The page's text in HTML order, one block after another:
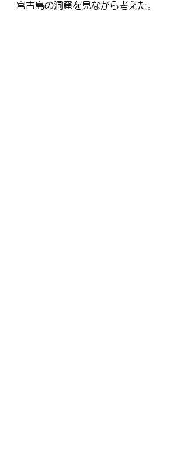
宮古島の洞窟を見ながら考えた。